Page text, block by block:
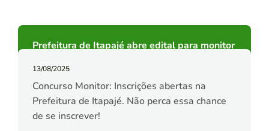
Prefeitura de Itapajé abre edital para monitor
13/08/2025
Concurso Monitor: Inscrições abertas na
Prefeitura de Itapajé. Não perca essa chance
de se inscrever!